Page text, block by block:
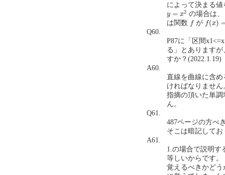
によって決まる
y = x2
y =x2
の場合は
は関数 f
fが f(x)
f(x)=
Q60.
P87に「区間
る」とあります
すか？(2022.1.19)
A60.
直線を曲線に含
ければなりません
指摘の頂いた単
ん。
Q61.
487ページの方べ
そこは暗記してお
A61.
1.の場合で説明
等しいからです。
覚えるべきかど